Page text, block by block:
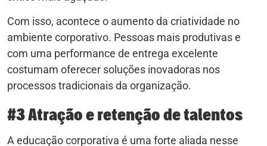
Com isso, acontece o aumento da criatividade no
ambiente corporativo. Pessoas mais produtivas e
com uma performance de entrega excelente
costumam oferecer soluções inovadoras nos
processos tradicionais da organização.
#3 Atração e retenção de talentos
A educação corporativa é uma forte aliada nesse